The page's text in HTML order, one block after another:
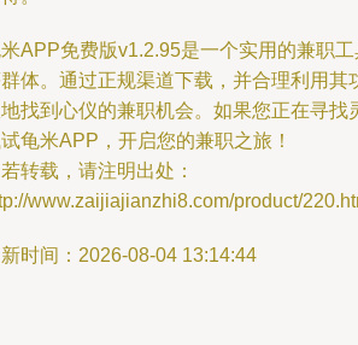
APP免费版v1.2.95是一个实用的兼职
体。通过正规渠道下载，并合理利用其
找到心仪的兼职机会。如果您正在寻找
龟米APP，开启您的兼职之旅！
转载，请注明出处：
www.zaijiajianzhi8.com/product/
时间：2026-08-04 13:14:44